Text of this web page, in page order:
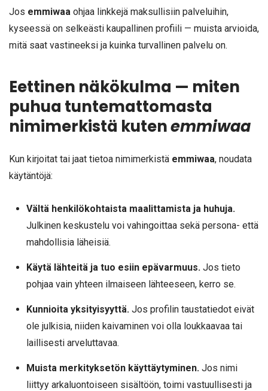
Jos emmiwaa ohjaa linkkejä maksullisiin palveluihin,
kyseessä on selkeästi kaupallinen profiili — muista arvioida,
mitä saat vastineeksi ja kuinka turvallinen palvelu on.
Eettinen näkökulma — miten
puhua tuntemattomasta
nimimerkistä kutenemmiwaa
Kun kirjoitat tai jaat tietoa nimimerkistä emmiwaa, noudata
käytäntöjä:
Vältä henkilökohtaista maalittamista ja huhuja.
Julkinen keskustelu voi vahingoittaa sekä persona- että
mahdollisia läheisiä.
Käytä lähteitä ja tuo esiin epävarmuus.Jos tieto
pohjaa vain yhteen ilmaiseen lähteeseen, kerro se.
Kunnioita yksityisyyttä.Jos profilin taustatiedot eivät
ole julkisia, niiden kaivaminen voi olla loukkaavaa tai
laillisesti arveluttavaa.
Muista merkityksetön käyttäytyminen.Jos nimi
liittyy arkaluontoiseen sisältöön, toimi vastuullisesti ja